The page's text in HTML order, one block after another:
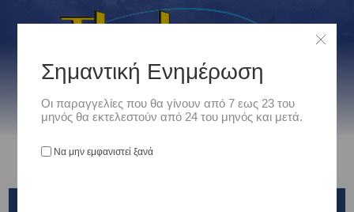
Σημαντική Ενημέρωση
Οι παραγγελίες που θα γίνουν από 7 εως 23 του
μηνός θα εκτελεστούν από 24 του μηνός και μετά.
Να μην εμφανιστεί ξανά